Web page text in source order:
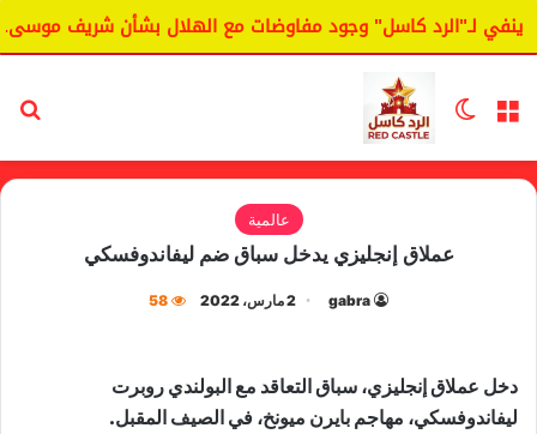
لـ"الرد كاسل" وجود مفاوضات مع الهلال بشأن شريف موسى.
القائمة الوضع المظلم
عالمية
عملاق إنجليزي يدخل سباق ضم ليفاندوفسكي
gabra 2 مارس، 2022 58
دخل عملاق إنجليزي، سباق التعاقد مع البولندي روبرت
ليفاندوفسكي، مهاجم بايرن ميونخ، في الصيف المقبل.